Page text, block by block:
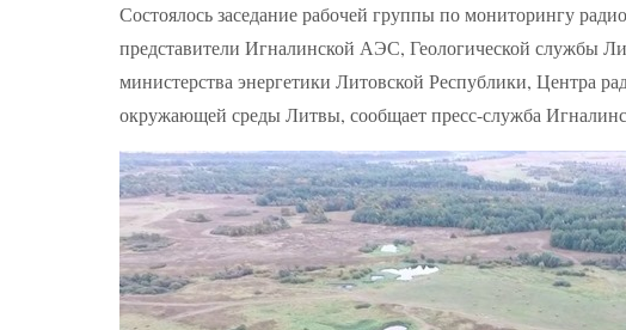
Состоялось заседание рабочей группы по мониторингу
представители Игналинской АЭС, Геологической службы
министерства энергетики Литовской Республики, Центра
окружающей среды Литвы, сообщает пресс-служба